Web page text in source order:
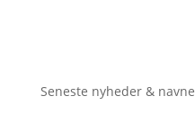
Seneste nyheder & navne